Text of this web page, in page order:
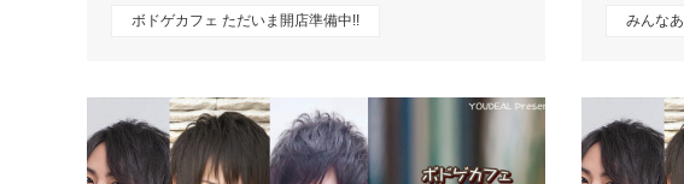
ボドゲカフェ ただいま開店準備中!! みんな